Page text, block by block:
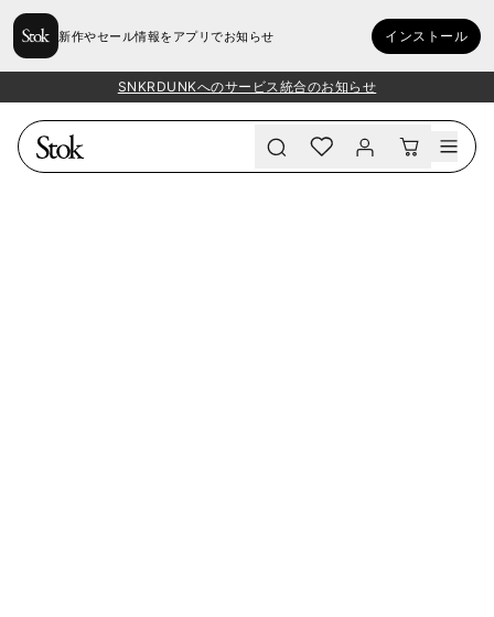
新作やセール情報をアプリでお知らせ インストール
SNKRDUNKへのサービス統合のお知らせ